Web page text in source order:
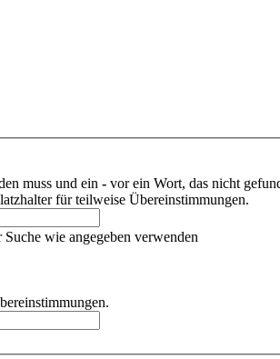
muss und ein - vor ein Wort, das nicht
für teilweise Übereinstimmungen.
wie angegeben verwenden